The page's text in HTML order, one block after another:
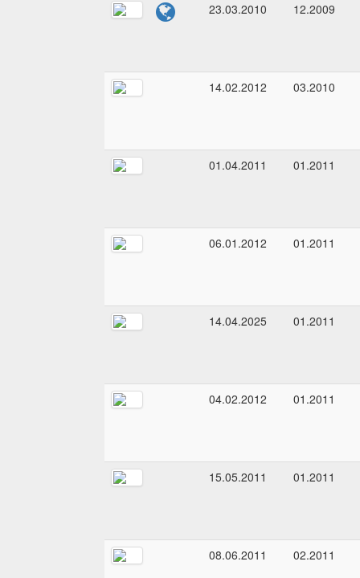
23.03.2010 12.2009
14.02.2012 03.2010
01.04.2011 01.2011
06.01.2012 01.2011
14.04.2025 01.2011
04.02.2012 01.2011
15.05.2011 01.2011
08.06.2011 02.2011